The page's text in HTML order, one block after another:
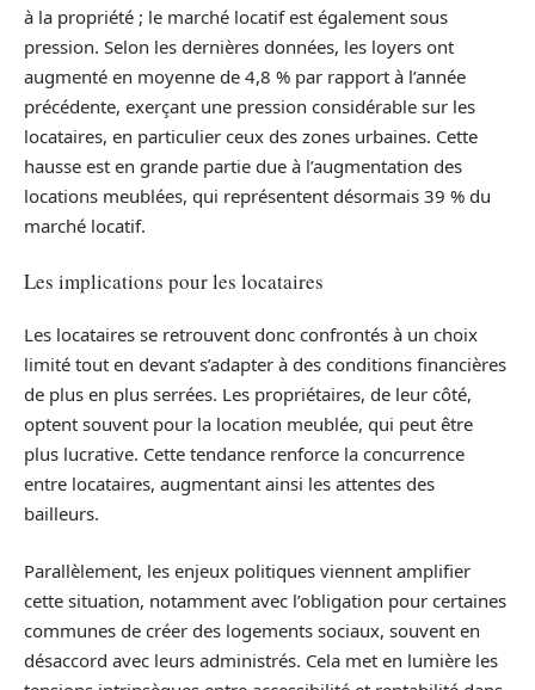
à la propriété ; le marché locatif est également sous
pression. Selon les dernières données, les loyers ont
augmenté en moyenne de 4,8 % par rapport à l’année
précédente, exerçant une pression considérable sur les
locataires, en particulier ceux des zones urbaines. Cette
hausse est en grande partie due à l’augmentation des
locations meublées, qui représentent désormais 39 % du
marché locatif.
Les implications pour les locataires
Les locataires se retrouvent donc confrontés à un choix
limité tout en devant s’adapter à des conditions financières
de plus en plus serrées. Les propriétaires, de leur côté,
optent souvent pour la location meublée, qui peut être
plus lucrative. Cette tendance renforce la concurrence
entre locataires, augmentant ainsi les attentes des
bailleurs.
Parallèlement, les enjeux politiques viennent amplifier
cette situation, notamment avec l’obligation pour certaines
communes de créer des logements sociaux, souvent en
désaccord avec leurs administrés. Cela met en lumière les